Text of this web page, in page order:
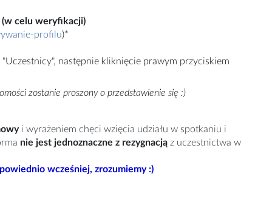
(w celu weryfikacji)
profilu)*
następnie kliknięcie prawym przyciskiem
zostanie proszony o przedstawienie się :)
i wyrażeniem chęci wzięcia udziału w spotkaniu i
nie jest jednoznaczne z rezygnacją z uczestnictwa w
wcześniej, zrozumiemy :)